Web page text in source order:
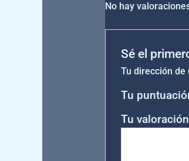
No hay
Sé el
Tu dirección
Tu
Tu